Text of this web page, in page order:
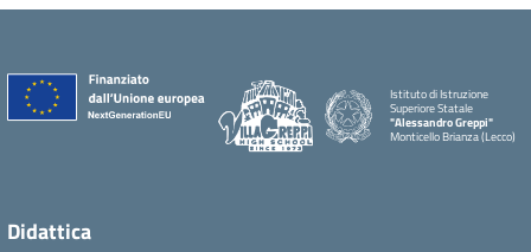
Istituto di Istruzione
Superiore Statale
"Alessandro Greppi"
Monticello Brianza (Lecco)
Didattica